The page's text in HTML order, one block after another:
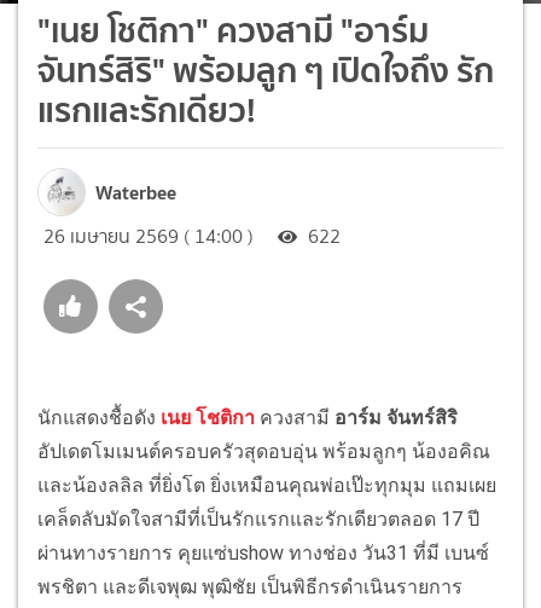
"เนย โชติกา" ควงสามี "อาร์ม
จันทร์สิริ" พร้อมลูก ๆ เปิดใจถึง รัก
แรกและรักเดียว!
Waterbee
26 เมษายน 2569 ( 14:00 ) 622
นักแสดงชื้อดัง เนย โชติกา ควงสามี อาร์ม จันทร์สิริ
อัปเดตโมเมนต์ครอบครัวสุดอบอุ่น พร้อมลูกๆ น้องอคิณ
และน้องลลิล ที่ยิ่งโต ยิ่งเหมือนคุณพ่อเป๊ะทุกมุม แถมเผย
เคล็ดลับมัดใจสามีที่เป็นรักแรกและรักเดียวตลอด 17 ปี
ผ่านทางรายการ คุยแซ่บshow ทางช่อง วัน31 ที่มี เบนซ์
พรชิตา และดีเจพุฒ พุฒิชัย เป็นพิธีกรดำเนินรายการ